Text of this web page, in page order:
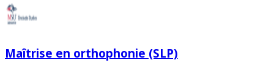
Maîtrise en orthophonie (SLP)